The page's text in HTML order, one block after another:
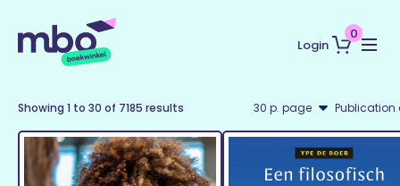
Login
0
Showing 1 to 30 of 7185 results